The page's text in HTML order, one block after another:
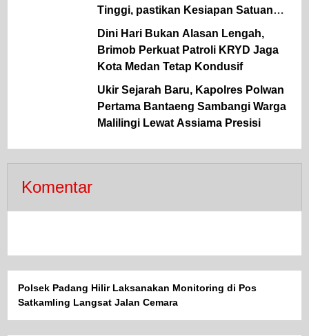
Tinggi, pastikan Kesiapan Satuan
dan dukung ketahanan Pangan
Dini Hari Bukan Alasan Lengah,
Brimob Perkuat Patroli KRYD Jaga
Kota Medan Tetap Kondusif
Ukir Sejarah Baru, Kapolres Polwan
Pertama Bantaeng Sambangi Warga
Malilingi Lewat Assiama Presisi
Komentar
Polsek Padang Hilir Laksanakan Monitoring di Pos
Satkamling Langsat Jalan Cemara